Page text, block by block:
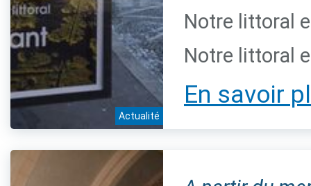
Actualité
Notre littoral
Notre littoral
En savoir